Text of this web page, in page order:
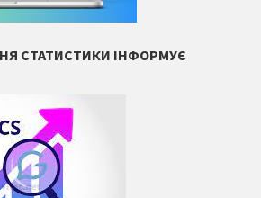
СТАТИСТИКИ ІНФОРМУЄ